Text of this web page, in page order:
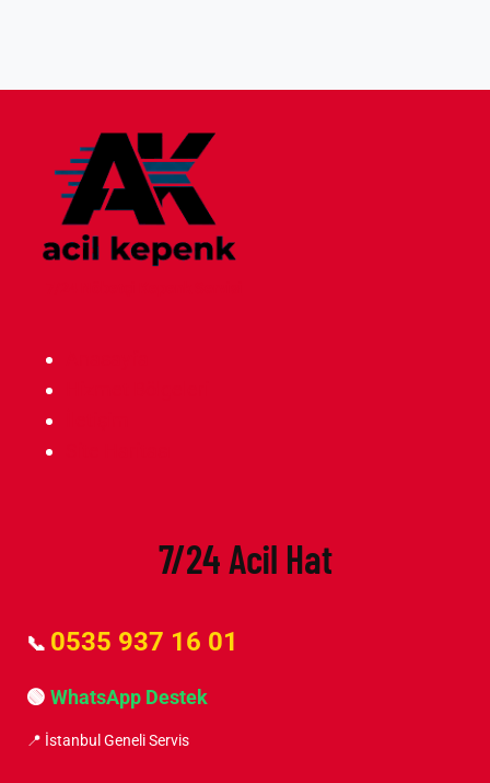
7/24 Acil Hat
📞 0535 937 16 01
🟢 WhatsApp Destek
📍 İstanbul Geneli Servis